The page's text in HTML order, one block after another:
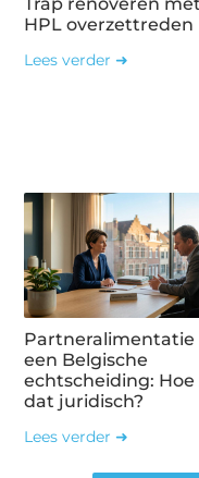
HPL overzettreden
Lees verder ➜
Partneralimentatie
een Belgische
echtscheiding: Hoe
dat juridisch?
Lees verder ➜